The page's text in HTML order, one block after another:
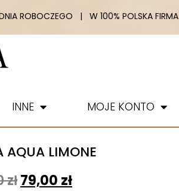
ROBOCZEGO | W 100% POLSKA FIRMA
INNE MOJE KONTO
AQUA LIMONE
zł79,00 zł